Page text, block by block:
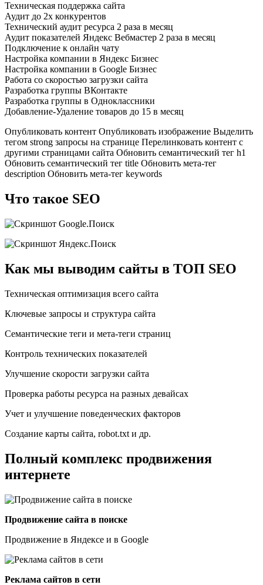
Техническая поддержка сайта
Аудит до 2х конкурентов
Технический аудит ресурса 2 раза в месяц
Аудит показателей Яндекс Вебмастер 2 раза в месяц
Подключение к онлайн чату
Настройка компании в Яндекс Бизнес
Настройка компании в Google Бизнес
Работа со скоростью загрузки сайта
Разработка группы ВКонтакте
Разработка группы в Одноклассники
Добавление-Удаление товаров до 15 в месяц
Опубликовать контент Опубликовать изображение Выделить
тегом strong запросы на странице Перелинковать контент с
другими страницами сайта Обновить семантический тег h1
Обновить семантический тег title Обновить мета-тег
description Обновить мета-тег keywords
Что такое SEO
Как мы выводим сайты в ТОП SEO
Техническая оптимизация всего сайта
Ключевые запросы и структура сайта
Семантические теги и мета-теги страниц
Контроль технических показателей
Улучшение скорости загрузки сайта
Проверка работы ресурса на разных девайсах
Учет и улучшение поведенческих факторов
Создание карты сайта, robot.txt и др.
Полный комплекс продвижения
интернете
Продвижение сайта в поиске
Продвижение в Яндексе и в Google
Реклама сайтов в сети